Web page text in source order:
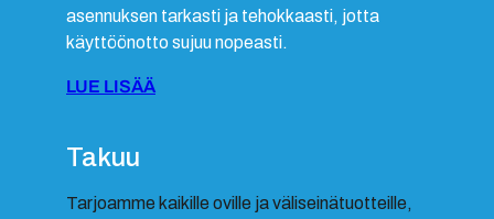
asennuksen tarkasti ja tehokkaasti, jotta
käyttöönotto sujuu nopeasti.
LUE LISÄÄ
Takuu
Tarjoamme kaikille oville ja väliseinätuotteille,